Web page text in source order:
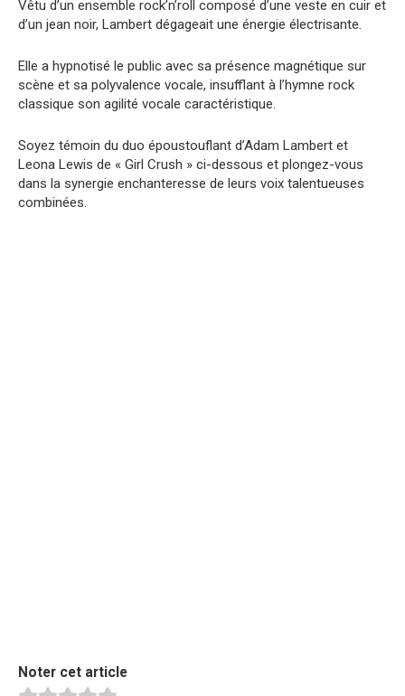
Vêtu d’un ensemble rock’n’roll composé d’une veste en cuir et
d’un jean noir, Lambert dégageait une énergie électrisante.
Elle a hypnotisé le public avec sa présence magnétique sur
scène et sa polyvalence vocale, insufflant à l’hymne rock
classique son agilité vocale caractéristique.
Soyez témoin du duo époustouflant d’Adam Lambert et
Leona Lewis de « Girl Crush » ci-dessous et plongez-vous
dans la synergie enchanteresse de leurs voix talentueuses
combinées.
Noter cet article